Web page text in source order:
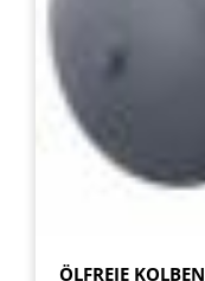
ÖLFREIE